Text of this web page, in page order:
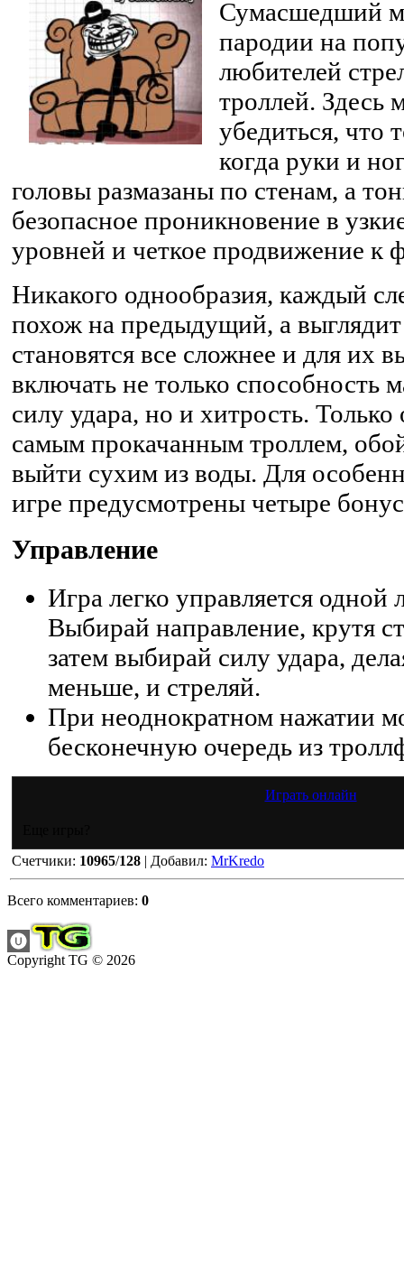
Сумасшедший
пародии на
любителей
троллей. Здесь
убедиться, что
когда руки и
головы размазаны по стенам, а
безопасное проникновение в
уровней и четкое продвижение к
Никакого однообразия, каждый
похож на предыдущий, а выглядит
становятся все сложнее и для их
включать не только способность
силу удара, но и хитрость. Только
самым прокачанным троллем,
выйти сухим из воды. Для
игре предусмотрены четыре
Управление
Игра легко управляется
Выбирай направление, крутя
затем выбирай силу удара,
меньше, и стреляй.
При неоднократном нажатии
бесконечную очередь из
Играть онлайн
Счетчики: 10965/128 | Добавил: MrKredo
Всего комментариев: 0
Copyright TG © 2026